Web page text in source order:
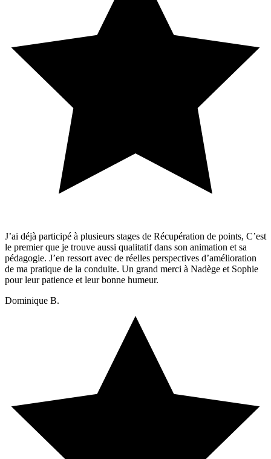
J’ai déjà participé à plusieurs stages de Récupération de points, C’est
le premier que je trouve aussi qualitatif dans son animation et sa
pédagogie. J’en ressort avec de réelles perspectives d’amélioration
de ma pratique de la conduite. Un grand merci à Nadège et Sophie
pour leur patience et leur bonne humeur.
Dominique B.